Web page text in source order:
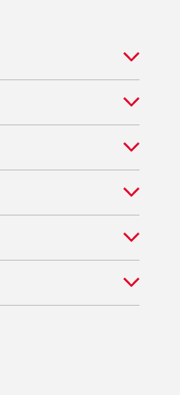
Pinterest
auf TikTok